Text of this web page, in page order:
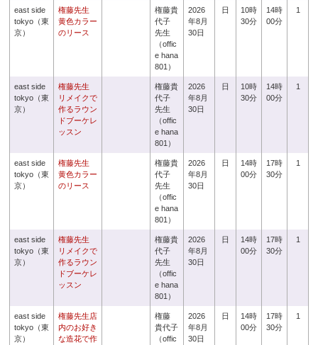
east side
tokyo（東
京）
権藤先生
黄色カラー
のリース
権藤貴
代子
先生
（offic
e hana
801）
2026
年8月
30日
日
10時
30分
14時
00分
1
east side
tokyo（東
京）
権藤先生
リメイクで
作るラウン
ドブーケレ
ッスン
権藤貴
代子
先生
（offic
e hana
801）
2026
年8月
30日
日
10時
30分
14時
00分
1
east side
tokyo（東
京）
権藤先生
黄色カラー
のリース
権藤貴
代子
先生
（offic
e hana
801）
2026
年8月
30日
日
14時
00分
17時
30分
1
east side
tokyo（東
京）
権藤先生
リメイクで
作るラウン
ドブーケレ
ッスン
権藤貴
代子
先生
（offic
e hana
801）
2026
年8月
30日
日
14時
00分
17時
30分
1
east side
tokyo（東
京）
権藤先生店
内のお好き
な造花で作
権藤
貴代子
（offic
2026
年8月
30日
日
14時
00分
17時
30分
1